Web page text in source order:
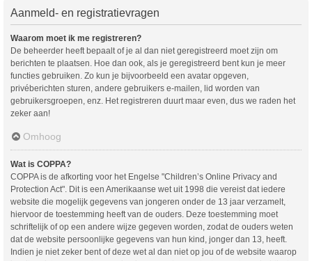
Aanmeld- en registratievragen
Waarom moet ik me registreren?
De beheerder heeft bepaalt of je al dan niet geregistreerd moet zijn om
berichten te plaatsen. Hoe dan ook, als je geregistreerd bent kun je meer
functies gebruiken. Zo kun je bijvoorbeeld een avatar opgeven,
privéberichten sturen, andere gebruikers e-mailen, lid worden van
gebruikersgroepen, enz. Het registreren duurt maar even, dus we raden het
zeker aan!
Omhoog
Wat is COPPA?
COPPA is de afkorting voor het Engelse "Children’s Online Privacy and
Protection Act". Dit is een Amerikaanse wet uit 1998 die vereist dat iedere
website die mogelijk gegevens van jongeren onder de 13 jaar verzamelt,
hiervoor de toestemming heeft van de ouders. Deze toestemming moet
schriftelijk of op een andere wijze gegeven worden, zodat de ouders weten
dat de website persoonlijke gegevens van hun kind, jonger dan 13, heeft.
Indien je niet zeker bent of deze wet al dan niet op jou of de website waarop